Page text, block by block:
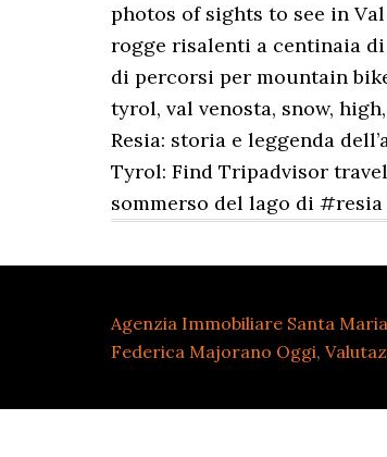
photos of sights to see in
rogge risalenti a centinaia
di percorsi per mountain
tyrol, val venosta, snow,
Resia: storia e leggenda
Tyrol: Find Tripadvisor
sommerso del lago di
Agenzia Immobiliare Santa
Federica Majorano Oggi,